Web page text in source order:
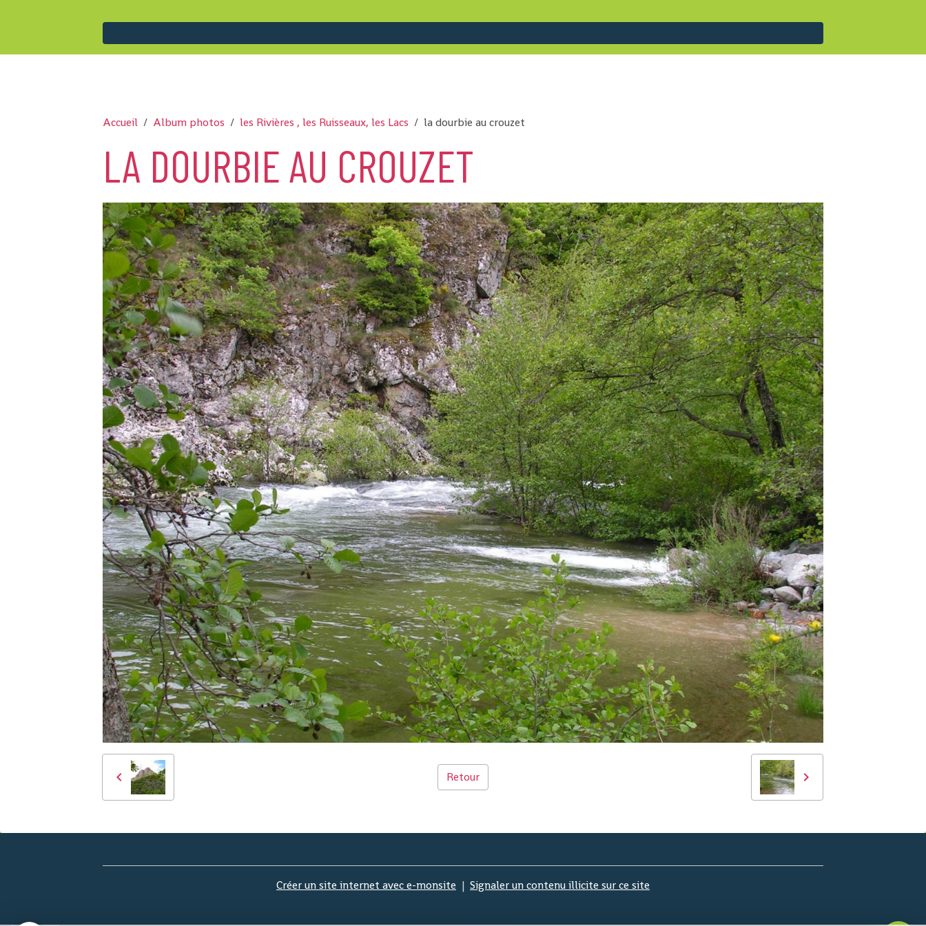
Accueil Album photos les Rivières , les Ruisseaux, les Lacs la dourbie au crouzet
LA DOURBIE AU CROUZET
Retour
Créer un site internet avec e-monsite Signaler un contenu illicite sur ce site